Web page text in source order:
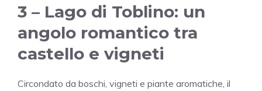
3 – Lago di Toblino: un
angolo romantico tra
castello e vigneti
Circondato da boschi, vigneti e piante aromatiche, il